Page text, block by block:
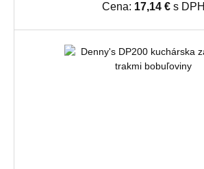
Cena: 17,14 €s DPH